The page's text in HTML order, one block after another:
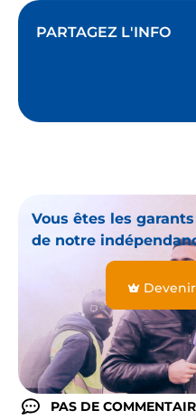
PARTAGEZ L'INFO
Vous êtes les garants
de notre
PAS DE